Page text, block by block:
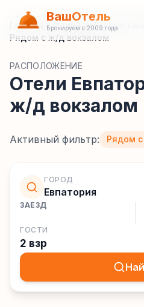
ВашОтель
Бронируем с 2009 года
Главная Гостиницы/Россия
Рядом с ж/д вокзалом
РАСПОЛОЖЕНИЕ
Отели
ж/д вокзалом
Активный фильтр: Рядом
ГОРОД
Евпатория
ЗАЕЗД
ГОСТИ
2 взр